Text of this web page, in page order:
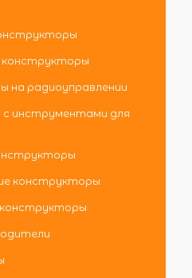
конструкторы
на радиоуправлении
инструментами для
конструкторы